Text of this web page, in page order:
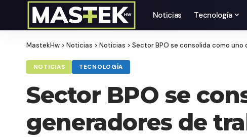
Noticias Tecnología
MastekHw > Noticias > Noticias > Sector BPO se consolida como
NOTICIAS TECNOLOGÍA
Sector BPO se
generadores de